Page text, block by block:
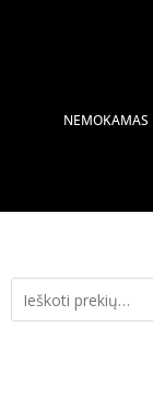
NEMOKAMAS